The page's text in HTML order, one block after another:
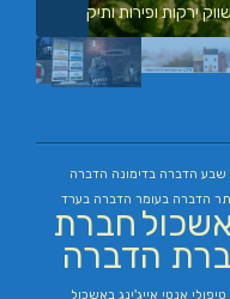
ירקות ופירות ותיק
שבע הדברה בדימונה הדברה
הדברה בעומר הדברה בערד
חברת
הדברה
טיפולי אנטי אייג'ינג באשכול